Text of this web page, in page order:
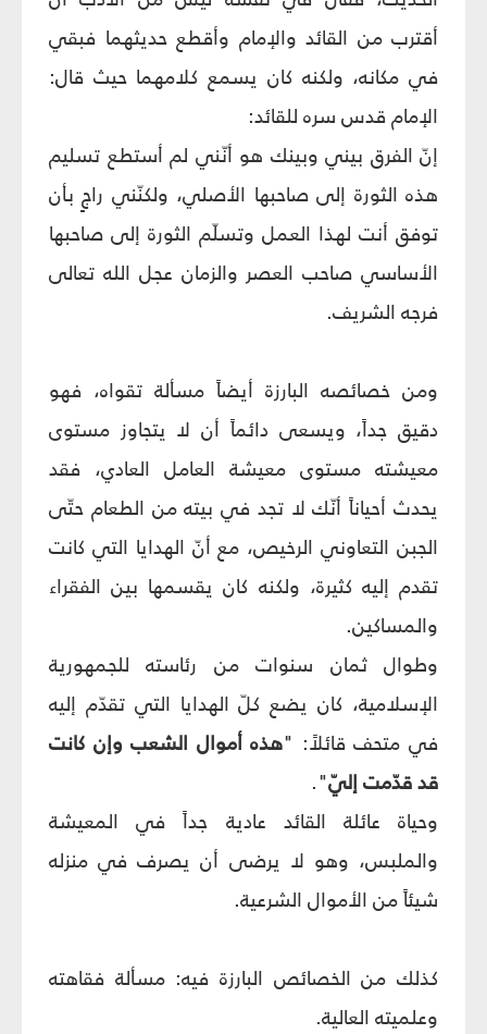
أقترب من القائد والإمام وأقطع حديثهما فبقي
في مكانه، ولكنه كان يسمع كلامهما حيث قال:
الإمام قدس سره للقائد:
إنّ الفرق بيني وبينك هو أنّني لم أستطع تسليم
هذه الثورة إلى صاحبها الأصلي، ولكنّني راجٍ بأن
توفق أنت لهذا العمل وتسلّم الثورة إلى صاحبها
الأساسي صاحب العصر والزمان عجل الله تعالى
فرجه الشريف.
ومن خصائصه البارزة أيضاً مسألة تقواه، فهو
دقيق جداً، ويسعى دائماً أن لا يتجاوز مستوى
معيشته مستوى معيشة العامل العادي، فقد
يحدث أحياناً أنّك لا تجد في بيته من الطعام حتّى
الجبن التعاوني الرخيص، مع أنّ الهدايا التي كانت
تقدم إليه كثيرة، ولكنه كان يقسمها بين الفقراء
والمساكين.
وطوال ثمان سنوات من رئاسته للجمهورية
الإسلامية، كان يضع كلّ الهدايا التي تقدّم إليه
في متحف قائلاً: "هذه أموال الشعب وإن كانت
قد قدّمت إلي".
وحياة عائلة القائد عادية جداً في المعيشة
والملبس، وهو لا يرضى أن يصرف في منزله
شيئاً من الأموال الشرعية.
كذلك من الخصائص البارزة فيه: مسألة فقاهته
وعلميته العالية.